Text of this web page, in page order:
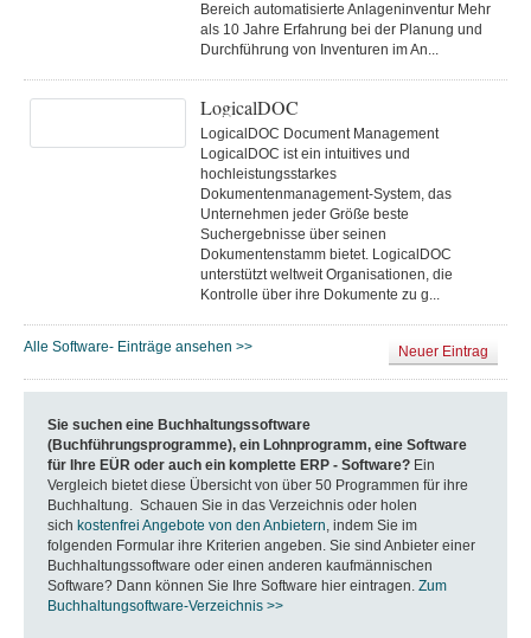
Bereich automatisierte Anlageninventur Mehr
als 10 Jahre Erfahrung bei der Planung und
Durchführung von Inventuren im An...
LogicalDOC
LogicalDOC Document Management
LogicalDOC ist ein intuitives und
hochleistungsstarkes
Dokumentenmanagement-System, das
Unternehmen jeder Größe beste
Suchergebnisse über seinen
Dokumentenstamm bietet. LogicalDOC
unterstützt weltweit Organisationen, die
Kontrolle über ihre Dokumente zu g...
Alle Software- Einträge ansehen >> Neuer Eintrag
Sie suchen eine Buchhaltungssoftware
(Buchführungsprogramme), ein Lohnprogramm, eine Software
für Ihre EÜR oder auch ein komplette ERP - Software? Ein
Vergleich bietet diese Übersicht von über 50 Programmen für ihre
Buchhaltung. Schauen Sie in das Verzeichnis oder holen
sich kostenfrei Angebote von den Anbietern, indem Sie im
folgenden Formular ihre Kriterien angeben. Sie sind Anbieter einer
Buchhaltungssoftware oder einen anderen kaufmännischen
Software? Dann können Sie Ihre Software hier eintragen. Zum
Buchhaltungsoftware-Verzeichnis >>